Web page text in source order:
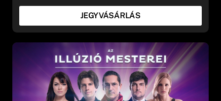
JEGYVÁSÁRLÁS